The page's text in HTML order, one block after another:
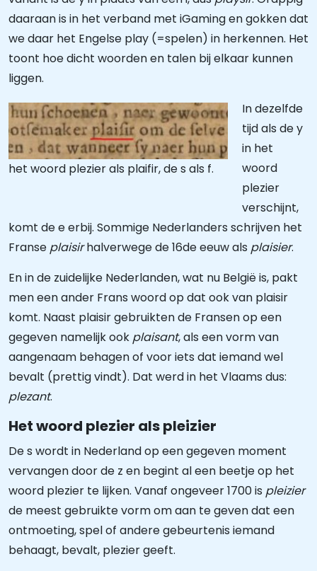
daaraan is in het verband met iGaming en gokken dat
we daar het Engelse play (=spelen) in herkennen. Het
toont hoe dicht woorden en talen bij elkaar kunnen
liggen.
het woord plezier als plaifir, de s als f.
In dezelfde
tijd als de y
in het
woord
plezier
verschijnt,
komt de e erbij. Sommige Nederlanders schrijven het
Franse plaisirhalverwege de 16de eeuw als plaisier.
En in de zuidelijke Nederlanden, wat nu België is, pakt
men een ander Frans woord op dat ook van plaisir
komt. Naast plaisir gebruikten de Fransen op een
gegeven namelijk ook plaisant, als een vorm van
aangenaam behagen of voor iets dat iemand wel
bevalt (prettig vindt). Dat werd in het Vlaams dus:
plezant.
Het woord plezier als pleizier
De s wordt in Nederland op een gegeven moment
vervangen door de z en begint al een beetje op het
woord plezier te lijken. Vanaf ongeveer 1700 is pleizier
de meest gebruikte vorm om aan te geven dat een
ontmoeting, spel of andere gebeurtenis iemand
behaagt, bevalt, plezier geeft.